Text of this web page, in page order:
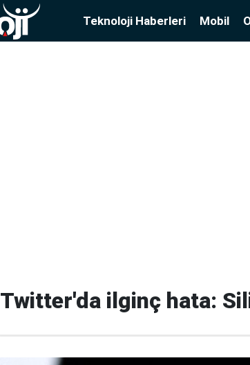
Teknoloji Haberleri Mobil
Twitter'da ilginç hata: